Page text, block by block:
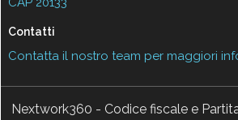
Contatti
Contatta il nostro team per maggiori
Nextwork360 - Codice fiscale e